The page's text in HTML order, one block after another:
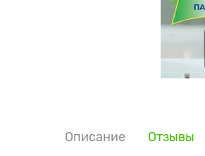
Описание Отзывы